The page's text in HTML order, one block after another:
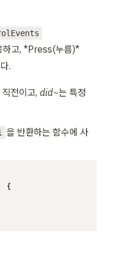
하고, *Press(누름)*
.
직전이고, did~는 특정
을 반환하는 함수에 사
{